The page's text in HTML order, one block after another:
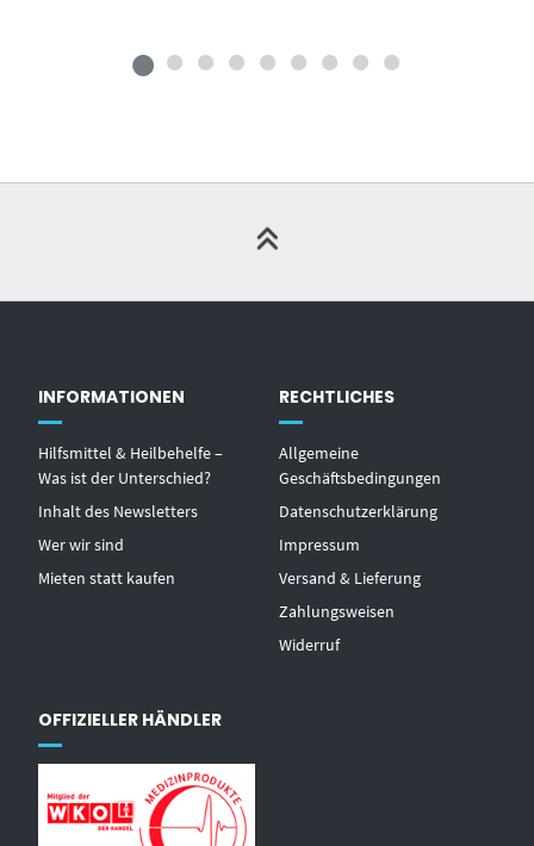
INFORMATIONEN
Hilfsmittel & Heilbehelfe –
Was ist der Unterschied?
Inhalt des Newsletters
Wer wir sind
Mieten statt kaufen
RECHTLICHES
Allgemeine
Geschäftsbedingungen
Datenschutzerklärung
Impressum
Versand & Lieferung
Zahlungsweisen
Widerruf
OFFIZIELLER HÄNDLER